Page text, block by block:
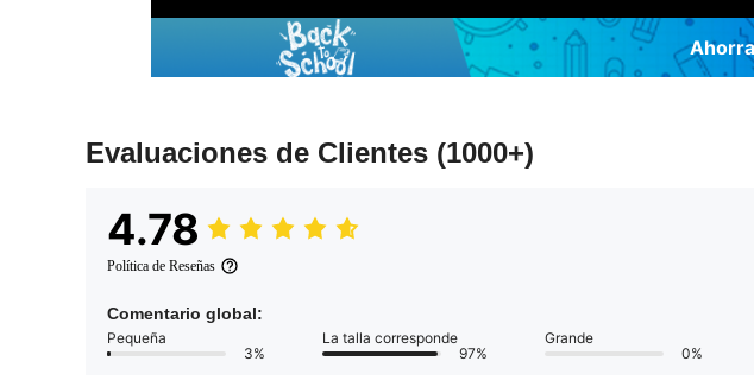
Evaluaciones de Clientes (1000+)
4.78
Política de Reseñas
Comentario global:
Pequeña
3%
La talla corresponde
97%
Grande
0%